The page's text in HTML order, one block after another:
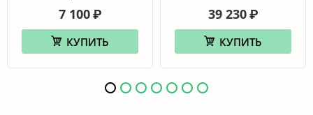
7 100 ₽
КУПИТЬ
39 230 ₽
КУПИТЬ